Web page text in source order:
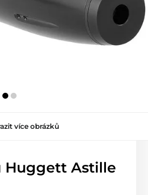
více obrázků
Huggett Astille